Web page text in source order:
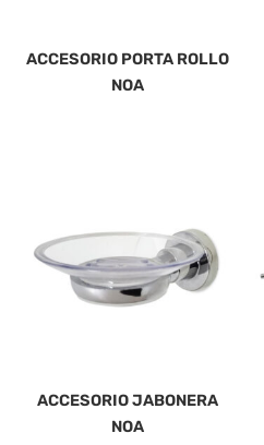
ACCESORIO PORTA ROLLO
NOA
ACCESORIO JABONERA
NOA